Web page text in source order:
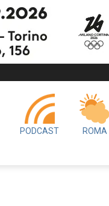
PODCAST ROMA